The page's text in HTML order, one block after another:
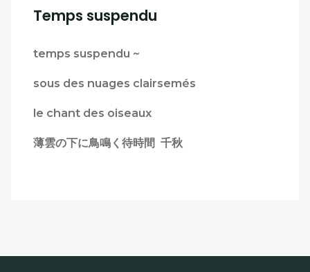
Temps suspendu
temps suspendu ~
sous des nuages clairsemés
le chant des oiseaux
薄雲の下に鳥鳴く待時間 千秋